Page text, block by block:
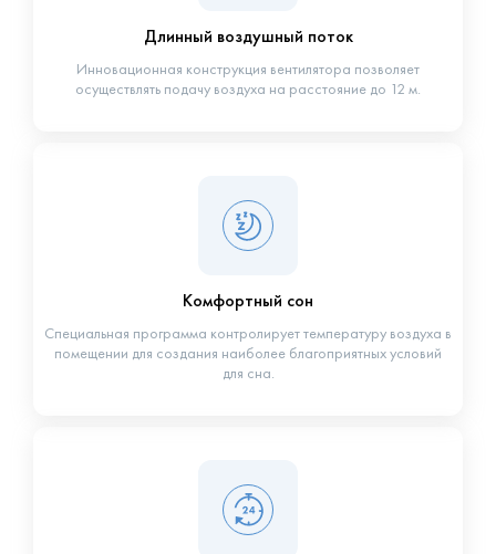
Длинный воздушный поток
Инновационная конструкция вентилятора позволяет
осуществлять подачу воздуха на расстояние до 12 м.
Комфортный сон
Специальная программа контролирует температуру воздуха в
помещении для создания наиболее благоприятных условий
для сна.